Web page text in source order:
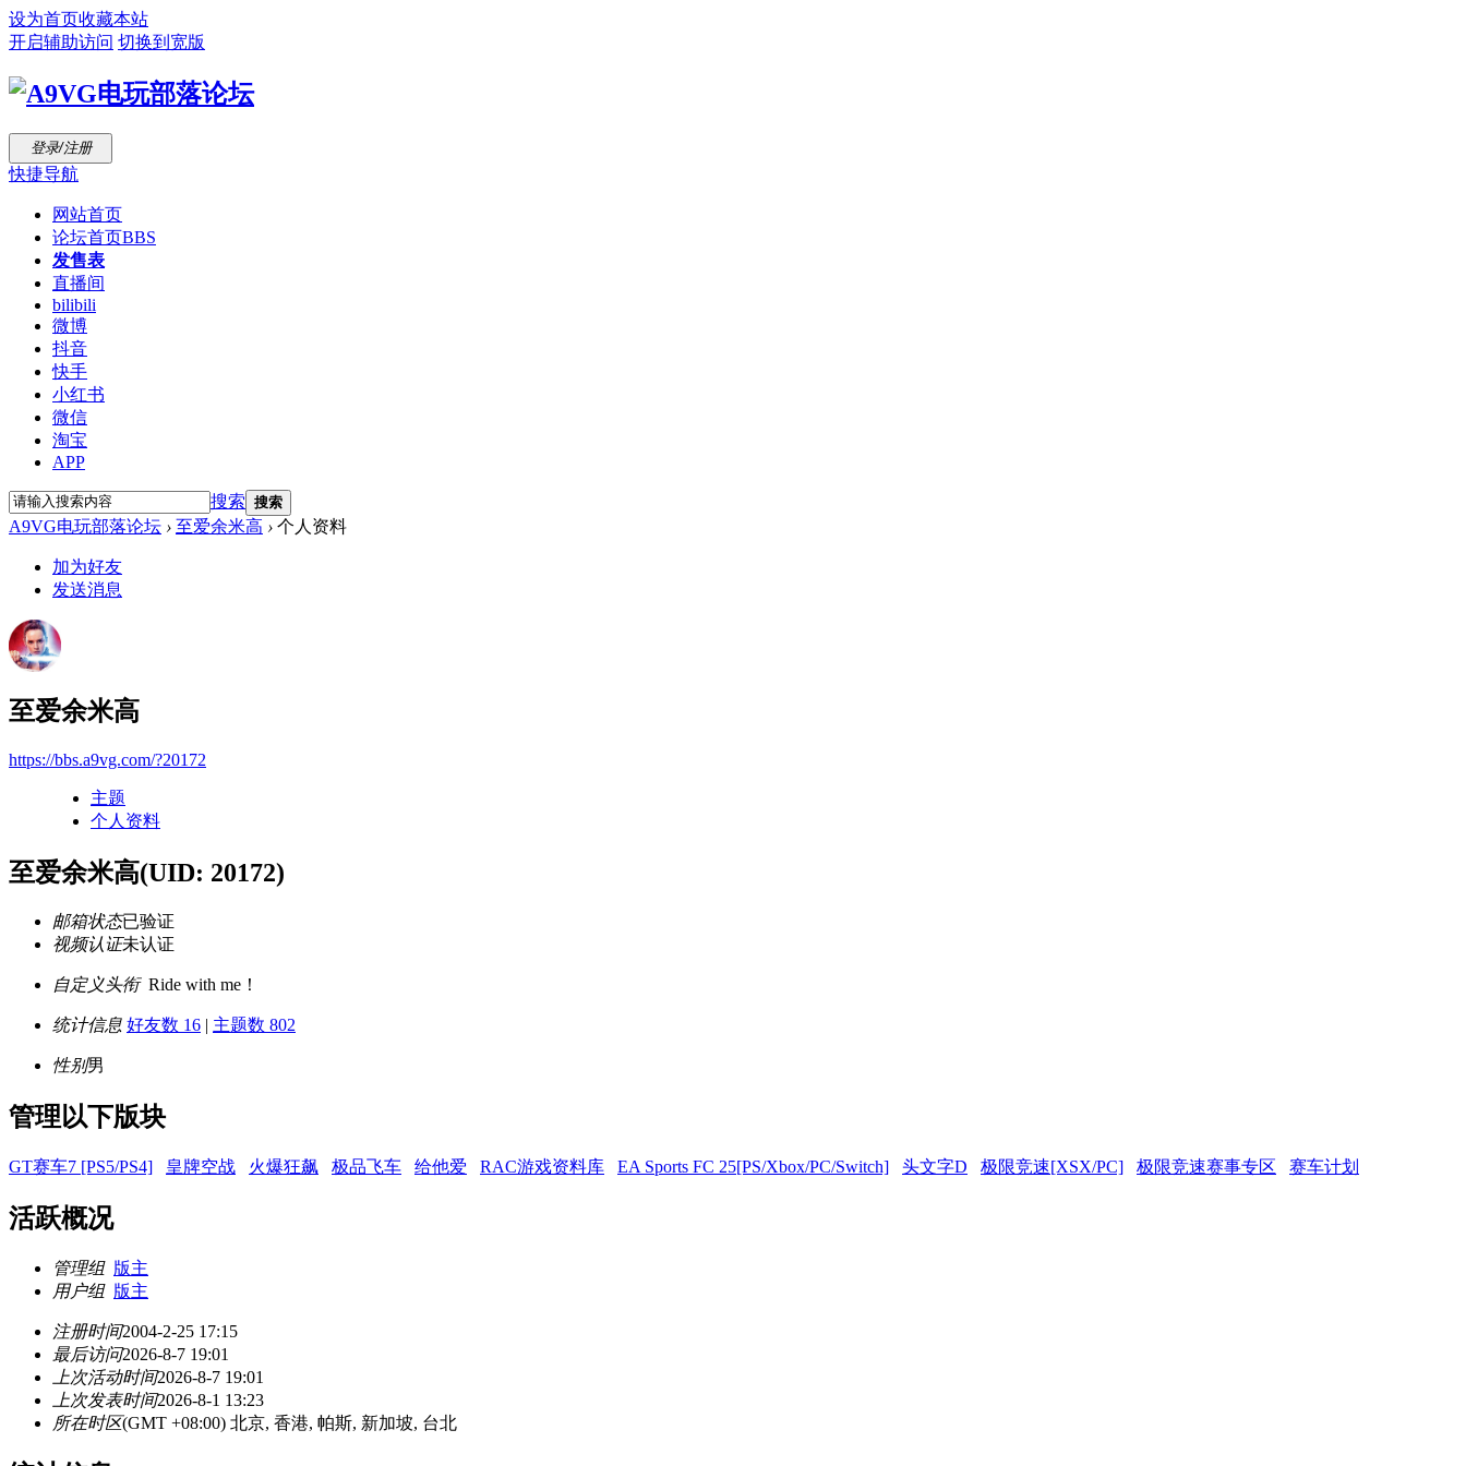
设为首页收藏本站
开启辅助访问 切换到宽版
登录/注册
快捷导航
网站首页
论坛首页BBS
发售表
直播间
bilibili
微博
抖音
快手
小红书
微信
淘宝
APP
搜索 搜索
A9VG电玩部落论坛 › 至爱余米高 › 个人资料
加为好友
发送消息
至爱余米高
https://bbs.a9vg.com/?20172
主题
个人资料
至爱余米高(UID: 20172)
邮箱状态已验证
视频认证未认证
自定义头衔 Ride with me！
统计信息 好友数 16 | 主题数 802
性别男
管理以下版块
GT赛车7 [PS5/PS4] 皇牌空战 火爆狂飙 极品飞车 给他爱 RAC游戏资料库 EA Sports FC 25[PS/Xbox/PC/Switch] 头文字D 极限竞速[XSX/PC] 极限竞速赛事专区 赛车计划
活跃概况
管理组 版主
用户组 版主
注册时间2004-2-25 17:15
最后访问2026-8-7 19:01
上次活动时间2026-8-7 19:01
上次发表时间2026-8-1 13:23
所在时区(GMT +08:00) 北京, 香港, 帕斯, 新加坡, 台北